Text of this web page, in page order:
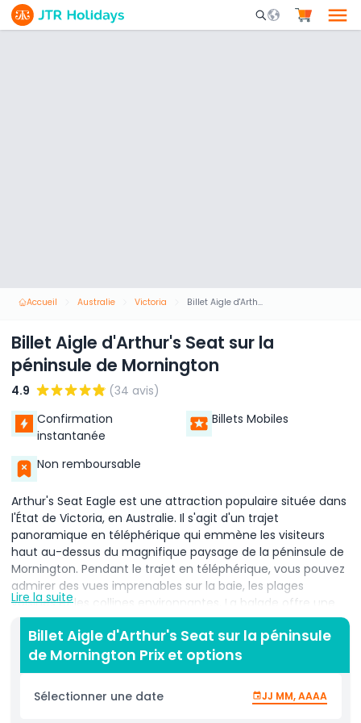
Mobile Search
Accueil Australie Victoria Billet Aigle d'Arthur's Seat sur la péninsule de Mornington
Billet Aigle d'Arthur's Seat sur la
péninsule de Mornington
4.9
(34 avis)
Confirmation
instantanée
Billets Mobiles
Non remboursable
Arthur's Seat Eagle est une attraction populaire située dans
l'État de Victoria, en Australie. Il s'agit d'un trajet
panoramique en téléphérique qui emmène les visiteurs
haut au-dessus du magnifique paysage de la péninsule de
Mornington. Pendant le trajet en téléphérique, vous pouvez
admirer des vues imprenables sur la baie, les plages
voisines et les collines environnantes. La balade offre une
façon unique de voir la région, en faisant une expérience à
ne pas manquer pour quiconque explore la région. Arthur's
Seat Eagle est un excellent moyen de se connecter avec la
nature tout en profitant des sensations d'un trajet en
téléphérique. Le parcours vous mène au sommet d'Arthur’s
Seat, l'un des points les plus élevés de la péninsule. De là,
Lire la suite
Billet Aigle d'Arthur's Seat sur la péninsule
de Mornington Prix et options
Sélectionner une date JJ MM, AAAA